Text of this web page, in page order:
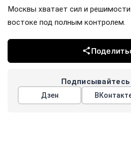
Москвы хватает сил и
востоке под полным контролем.
Дзен